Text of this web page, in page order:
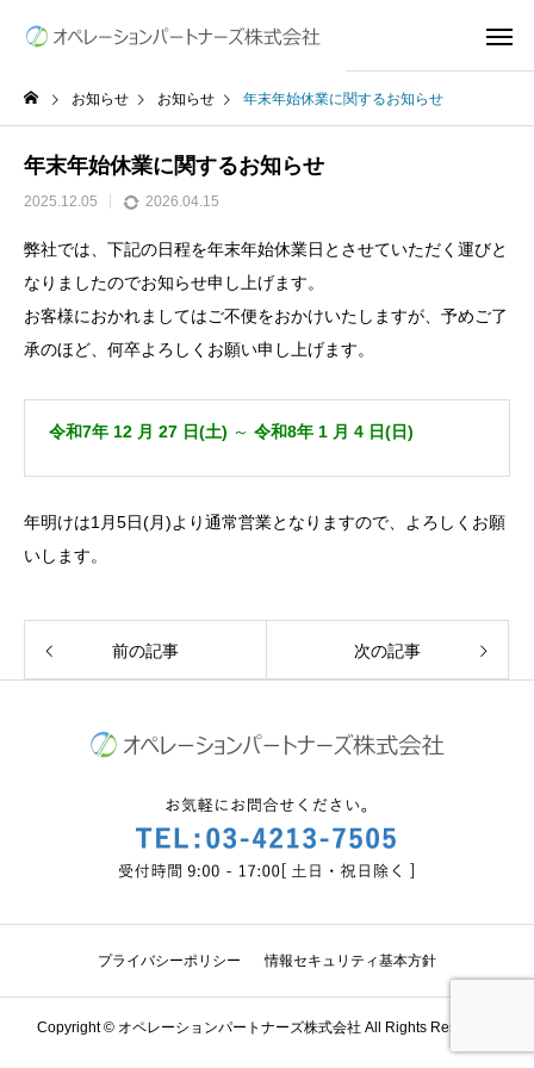
お知らせ お知らせ 年末年始休業に関するお知らせ
年末年始休業に関するお知らせ
2025.12.05 2026.04.15
弊社では、下記の日程を年末年始休業日とさせていただく運びと
なりましたのでお知らせ申し上げます。
お客様におかれましてはご不便をおかけいたしますが、予めご了
承のほど、何卒よろしくお願い申し上げます。
令和7年 12 月 27 日(土) ～ 令和8年 1 月 4 日(日)
年明けは1月5日(月)より通常営業となりますので、よろしくお願
いします。
前の記事 次の記事
プライバシーポリシー 情報セキュリティ基本方針
Copyright © オペレーションパートナーズ株式会社 All Rights Reserved.